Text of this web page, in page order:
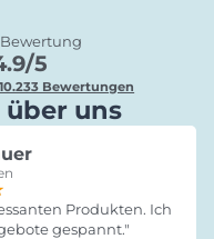
5
10.233 Bewertungen
über uns
Produkten. Ich
gespannt."